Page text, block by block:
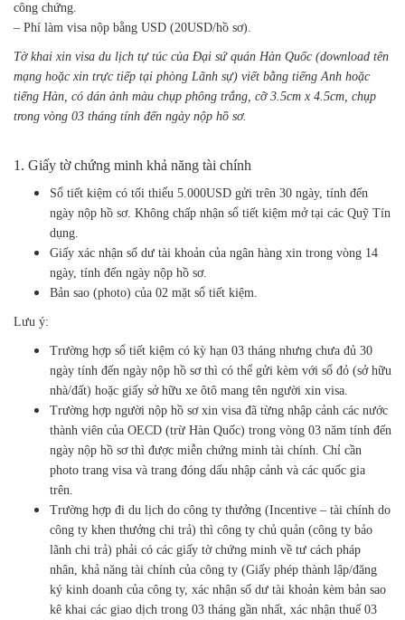
công chứng.
– Phí làm visa nộp bằng USD (20USD/hồ sơ).
Tờ khai xin visa du lịch tự túc của Đại sứ quán Hàn Quốc (download tên
mạng hoặc xin trực tiếp tại phòng Lãnh sự) viết bằng tiếng Anh hoặc
tiếng Hàn, có dán ảnh màu chụp phông trắng, cỡ 3.5cm x 4.5cm, chụp
trong vòng 03 tháng tính đến ngày nộp hồ sơ.
1. Giấy tờ chứng minh khả năng tài chính
Sổ tiết kiệm có tối thiểu 5.000USD gửi trên 30 ngày, tính đến
ngày nộp hồ sơ. Không chấp nhận sổ tiết kiệm mở tại các Quỹ Tín
dụng.
Giấy xác nhận số dư tài khoản của ngân hàng xin trong vòng 14
ngày, tính đến ngày nộp hồ sơ.
Bản sao (photo) của 02 mặt sổ tiết kiệm.
Lưu ý:
Trường hợp sổ tiết kiệm có kỳ hạn 03 tháng nhưng chưa đủ 30
ngày tính đến ngày nộp hồ sơ thì có thể gửi kèm với sổ đỏ (sở hữu
nhà/đất) hoặc giấy sở hữu xe ôtô mang tên người xin visa.
Trường hợp người nộp hồ sơ xin visa đã từng nhập cảnh các nước
thành viên của OECD (trừ Hàn Quốc) trong vòng 03 năm tính đến
ngày nộp hồ sơ thì được miễn chứng minh tài chính. Chỉ cần
photo trang visa và trang đóng dấu nhập cảnh và các quốc gia
trên.
Trường hợp đi du lịch do công ty thưởng (Incentive – tài chính do
công ty khen thưởng chi trả) thì công ty chủ quản (công ty bảo
lãnh chi trả) phải có các giấy tờ chứng minh về tư cách pháp
nhân, khả năng tài chính của công ty (Giấy phép thành lập/đăng
ký kinh doanh của công ty, xác nhận số dư tài khoản kèm bản sao
kê khai các giao dịch trong 03 tháng gần nhất, xác nhận thuế 03